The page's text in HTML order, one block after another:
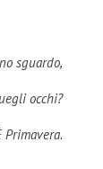
sguardo,
occhi?
Primavera.